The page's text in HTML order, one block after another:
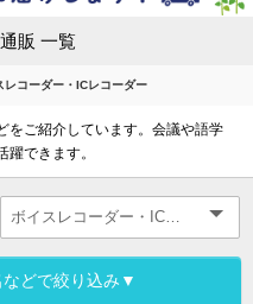
販 一覧
レコーダー・ICレコーダー
をご紹介しています。会議や語学
できます。
どで絞り込み▼